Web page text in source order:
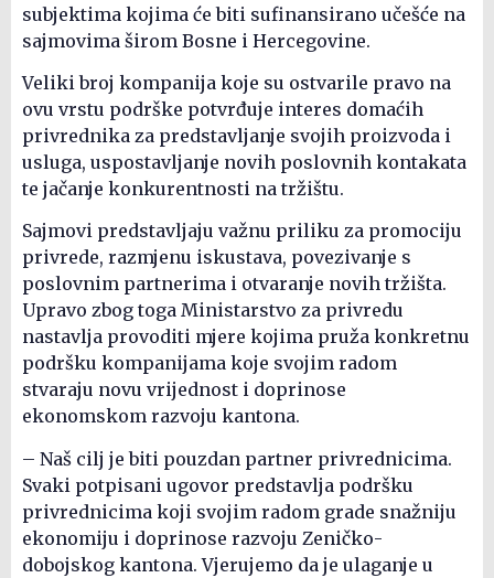
subjektima kojima će biti sufinansirano učešće na
sajmovima širom Bosne i Hercegovine.
Veliki broj kompanija koje su ostvarile pravo na
ovu vrstu podrške potvrđuje interes domaćih
privrednika za predstavljanje svojih proizvoda i
usluga, uspostavljanje novih poslovnih kontakata
te jačanje konkurentnosti na tržištu.
Sajmovi predstavljaju važnu priliku za promociju
privrede, razmjenu iskustava, povezivanje s
poslovnim partnerima i otvaranje novih tržišta.
Upravo zbog toga Ministarstvo za privredu
nastavlja provoditi mjere kojima pruža konkretnu
podršku kompanijama koje svojim radom
stvaraju novu vrijednost i doprinose
ekonomskom razvoju kantona.
– Naš cilj je biti pouzdan partner privrednicima.
Svaki potpisani ugovor predstavlja podršku
privrednicima koji svojim radom grade snažniju
ekonomiju i doprinose razvoju Zeničko-
dobojskog kantona. Vjerujemo da je ulaganje u